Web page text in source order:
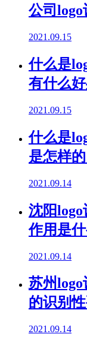
公司logo
2021.09.15
什么是
有什么
2021.09.15
什么是
是怎样的
2021.09.14
沈阳
作用是
2021.09.14
苏州
的识别性
2021.09.14